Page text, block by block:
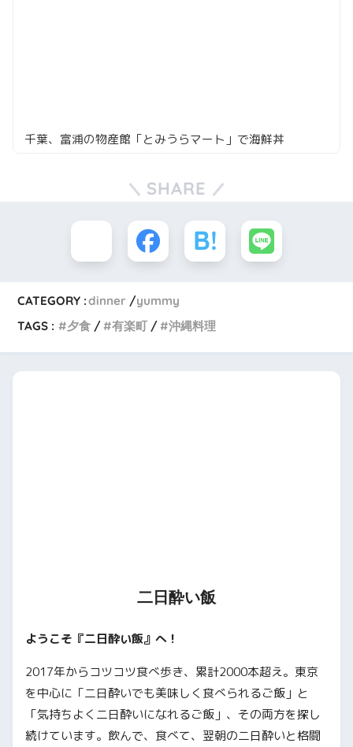
千葉、富浦の物産館「とみうらマート」で海鮮丼
SHARE
CATEGORY :dinner
yummy
TAGS :
夕食 有楽町 沖縄料理
二日酔い飯
ようこそ『二日酔い飯』へ！
2017年からコツコツ食べ歩き、累計2000本超え。東京
を中心に「二日酔いでも美味しく食べられるご飯」と
「気持ちよく二日酔いになれるご飯」、その両方を探し
続けています。飲んで、食べて、翌朝の二日酔いと格闘